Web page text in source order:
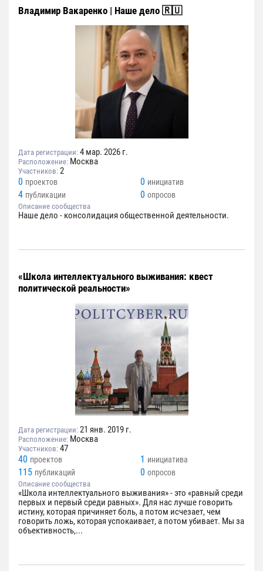
Владимир Вакаренко | Наше дело 🇷🇺
Дата регистрации: 4 мар. 2026 г.
Расположение: Москва
Участников: 2
0 проектов 0 инициатив
4 публикации 0 опросов
Описание сообщества
Наше дело - консолидация общественной деятельности.
«Школа интеллектуального выживания: квест
политической реальности»
Дата регистрации: 21 янв. 2019 г.
Расположение: Москва
Участников: 47
40 проектов 1 инициатива
115 публикаций 0 опросов
Описание сообщества
«Школа интеллектуального выживания» - это «равный среди
первых и первый среди равных». Для нас лучше говорить
истину, которая причиняет боль, а потом исчезает, чем
говорить ложь, которая успокаивает, а потом убивает. Мы за
объективность,...